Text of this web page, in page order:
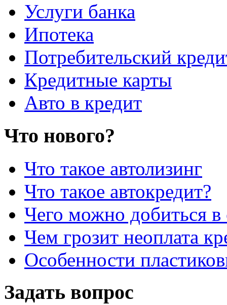
Услуги банка
Ипотека
Потребительский
Кредитные карты
Авто в кредит
Что нового?
Что такое автолизинг
Что такое автокредит?
Чего можно добиться в
Чем грозит неоплата
Особенности
Задать вопрос